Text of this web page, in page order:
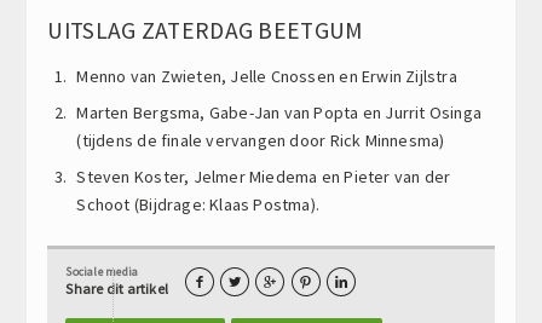
UITSLAG ZATERDAG BEETGUM
Menno van Zwieten, Jelle Cnossen en Erwin Zijlstra
Marten Bergsma, Gabe-Jan van Popta en Jurrit Osinga
(tijdens de finale vervangen door Rick Minnesma)
Steven Koster, Jelmer Miedema en Pieter van der
Schoot (Bijdrage: Klaas Postma).
Sociale media
Share dit artikel     